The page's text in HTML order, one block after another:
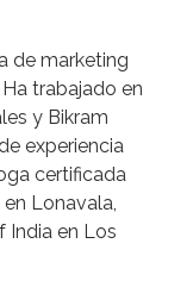
de marketing
trabajado en
y Bikram
experiencia
certificada
Lonavala,
India en Los